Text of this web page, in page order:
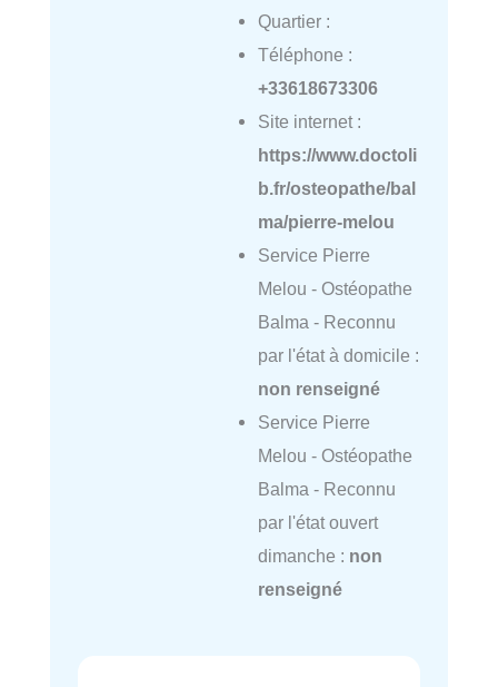
Quartier :
Téléphone :
+33618673306
Site internet :
https://www.doctoli
b.fr/osteopathe/bal
ma/pierre-melou
Service Pierre
Melou - Ostéopathe
Balma - Reconnu
par l'état à domicile :
non renseigné
Service Pierre
Melou - Ostéopathe
Balma - Reconnu
par l'état ouvert
dimanche : non
renseigné